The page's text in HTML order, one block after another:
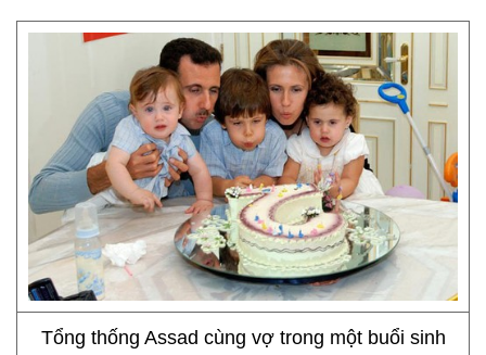
Tổng thống Assad cùng vợ trong một buổi sinh